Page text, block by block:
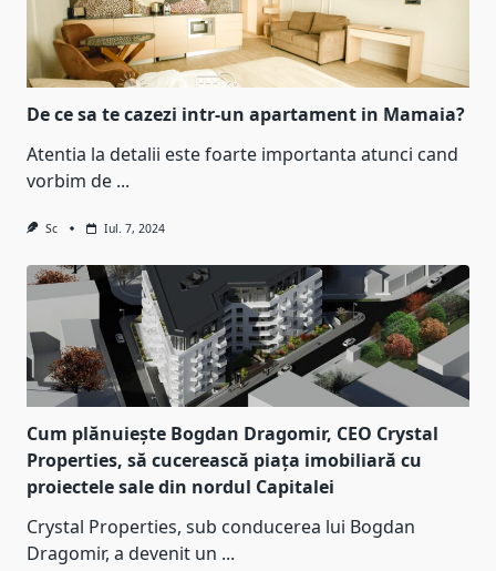
De ce sa te cazezi intr-un apartament in Mamaia?
Atentia la detalii este foarte importanta atunci cand
vorbim de ...
Sc Iul. 7, 2024
Cum plănuiește Bogdan Dragomir, CEO Crystal
Properties, să cucerească piața imobiliară cu
proiectele sale din nordul Capitalei
Crystal Properties, sub conducerea lui Bogdan
Dragomir, a devenit un ...